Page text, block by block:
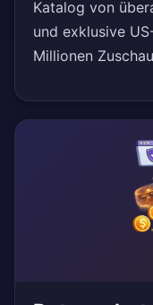
Katalog von
und exklusive
Millionen